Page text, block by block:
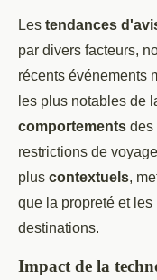
Les tendances
par divers facteurs,
récents événements
les plus notables de
comportements des
restrictions de
plus contextuels,
que la propreté et
destinations.
Impact de la